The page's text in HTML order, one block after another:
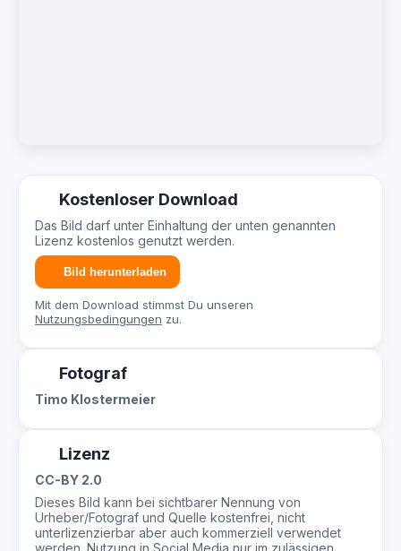
Kostenloser Download
Das Bild darf unter Einhaltung der unten genannten
Lizenz kostenlos genutzt werden.
Bild herunterladen
Mit dem Download stimmst Du unseren
Nutzungsbedingungen zu.
Fotograf
Timo Klostermeier
Lizenz
CC-BY 2.0
Dieses Bild kann bei sichtbarer Nennung von
Urheber/Fotograf und Quelle kostenfrei, nicht
unterlizenzierbar aber auch kommerziell verwendet
werden. Nutzung in Social Media nur im zulässigen